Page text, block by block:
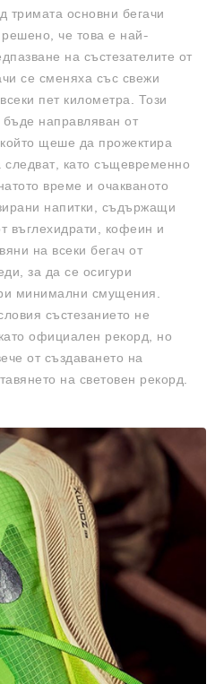
тримата основни бегачи
че това е най-
на състезателите от
се сменяха със свежи
пет километра. Този
направляван от
щеше да прожектира
следват, като същевременно
време и очакваното
напитки, съдържащи
въглехидрати, кофеин и
на всеки бегач от
за да се осигури
минимални смущения.
състезанието не
официален рекорд, но
от създаването на
на световен рекорд.